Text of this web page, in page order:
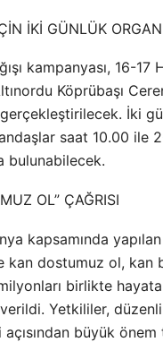
İKİ GÜNLÜK
kampanyası, 16-17
Köprübaşı
gerçekleştirilecek. İki
saat 10.00 ile
bulunabilecek.
OL” ÇAĞRISI
kapsamında
kan dostumuz ol, kan
birlikte hayata
Yetkililer, düzenli
büyük önem